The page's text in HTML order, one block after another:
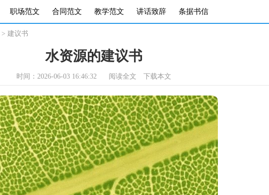
职场范文 合同范文 教学范文 讲话致辞 条据书信
> 建议书
水资源的建议书
时间：2026-06-03 16:46:32 阅读全文 下载本文